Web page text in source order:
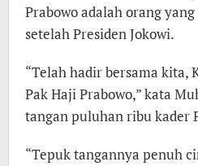
Prabowo adalah orang
setelah Presiden Jokowi.
“Telah hadir bersama kita,
Pak Haji Prabowo,” kata
tangan puluhan ribu kader
“Tepuk tangannya penuh